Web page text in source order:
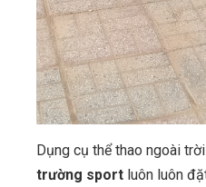
Dụng cụ thể thao ngoài
trường sport luôn luôn